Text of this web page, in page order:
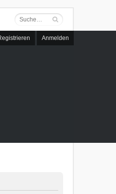
Anmelden